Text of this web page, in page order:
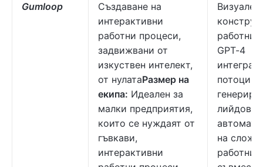
Gumloop
Създаване на
интерактивни
работни процеси,
задвижвани от
изкуствен интелект,
от нулатаРазмер на
екипа: Идеален за
малки предприятия,
които се нуждаят от
гъвкави,
интерактивни
Визуален
работни
GPT-4
потоци за
лийдове,
на
работни